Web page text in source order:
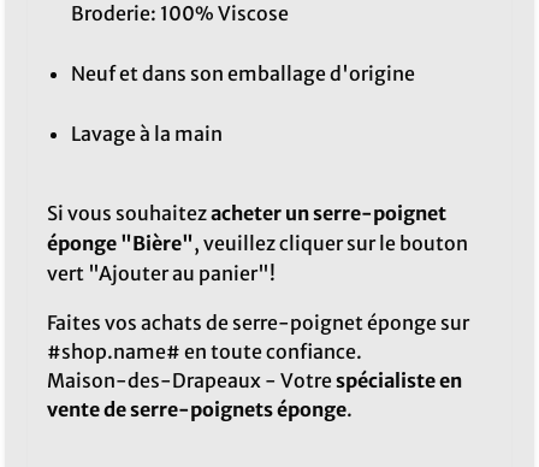
Broderie: 100% Viscose
Neuf et dans son emballage d'origine
Lavage à la main
Si vous souhaitezacheter un serre-poignet
éponge "Bière", veuillez cliquer sur le bouton
vert "Ajouter au panier"!
Faites vos achats de serre-poignet éponge sur
#shop.name# en toute confiance.
Maison-des-Drapeaux - Votrespécialiste en
vente de serre-poignets éponge.